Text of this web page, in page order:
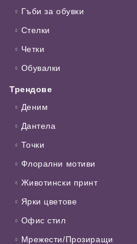
Гъби за обувки
Стелки
Четки
Обувалки
Трендове
Деним
Дантела
Точки
Флорални мотиви
Животински принт
Ярки цветове
Офис стил
Мрежести/Прозиращи